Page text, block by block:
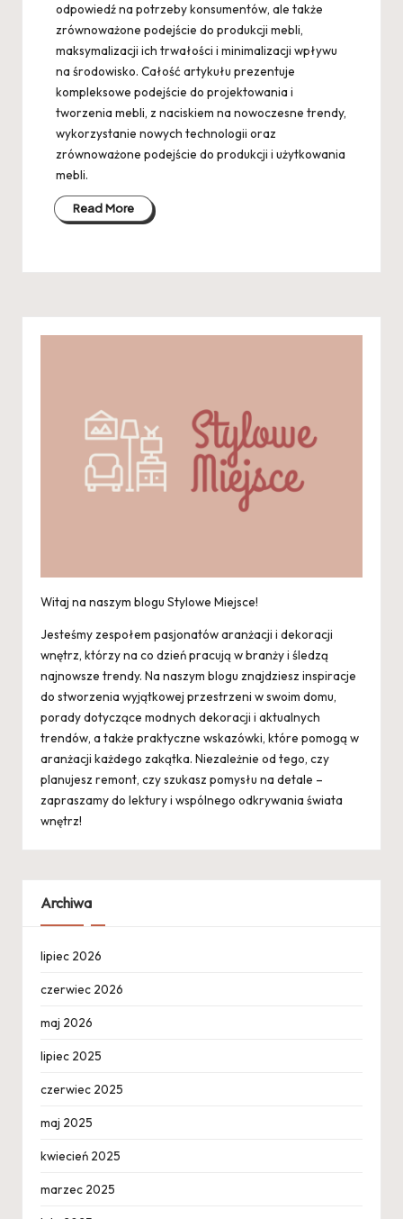
odpowiedź na potrzeby konsumentów, ale także
zrównoważone podejście do produkcji mebli,
maksymalizacji ich trwałości i minimalizacji wpływu
na środowisko. Całość artykułu prezentuje
kompleksowe podejście do projektowania i
tworzenia mebli, z naciskiem na nowoczesne trendy,
wykorzystanie nowych technologii oraz
zrównoważone podejście do produkcji i użytkowania
mebli.
Read More
Witaj na naszym blogu Stylowe Miejsce!
Jesteśmy zespołem pasjonatów aranżacji i dekoracji
wnętrz, którzy na co dzień pracują w branży i śledzą
najnowsze trendy. Na naszym blogu znajdziesz inspiracje
do stworzenia wyjątkowej przestrzeni w swoim domu,
porady dotyczące modnych dekoracji i aktualnych
trendów, a także praktyczne wskazówki, które pomogą w
aranżacji każdego zakątka. Niezależnie od tego, czy
planujesz remont, czy szukasz pomysłu na detale –
zapraszamy do lektury i wspólnego odkrywania świata
wnętrz!
Archiwa
lipiec 2026
czerwiec 2026
maj 2026
lipiec 2025
czerwiec 2025
maj 2025
kwiecień 2025
marzec 2025